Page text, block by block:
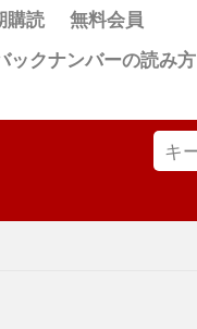
購読
無料会員
ックナンバーの読み方